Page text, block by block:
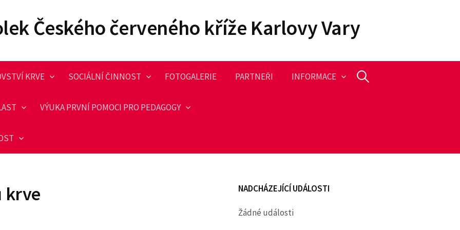
Českého červeného kříže Karlovy Vary
KRVE SOCIÁLNÍ ČINNOST FOTOGALERIE PARTNEŘI INFORMACE
VÝUKA PRVNÍ POMOCI PRO PEDAGOGY
V
krve NADCHÁZEJÍCÍ UDÁLOSTI
Žádné události